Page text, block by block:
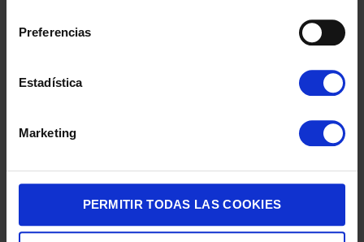
Preferencias
Estadística
Marketing
PERMITIR TODAS LAS COOKIES
LAVADORA BOSCH WGG254ZBES 10K 1400R BCA